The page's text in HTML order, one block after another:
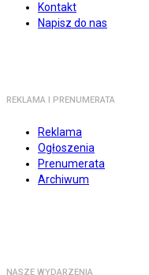
Kontakt
Napisz do nas
REKLAMA I PRENUMERATA
Reklama
Ogłoszenia
Prenumerata
Archiwum
NASZE WYDARZENIA